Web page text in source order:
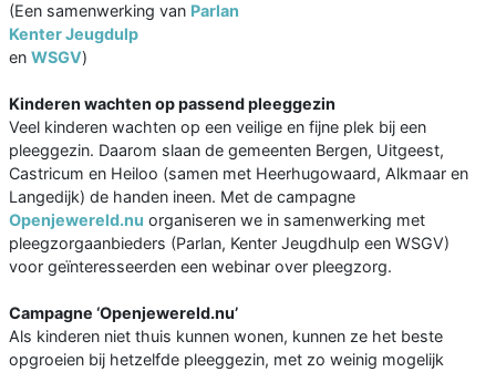
(Een samenwerking van Parlan
Kenter Jeugdulp
en WSGV)
Kinderen wachten op passend pleeggezin
Veel kinderen wachten op een veilige en fijne plek bij een
pleeggezin. Daarom slaan de gemeenten Bergen, Uitgeest,
Castricum en Heiloo (samen met Heerhugowaard, Alkmaar en
Langedijk) de handen ineen. Met de campagne
Openjewereld.nu organiseren we in samenwerking met
pleegzorgaanbieders (Parlan, Kenter Jeugdhulp een WSGV)
voor geïnteresseerden een webinar over pleegzorg.
Campagne ‘Openjewereld.nu’
Als kinderen niet thuis kunnen wonen, kunnen ze het beste
opgroeien bij hetzelfde pleeggezin, met zo weinig mogelijk